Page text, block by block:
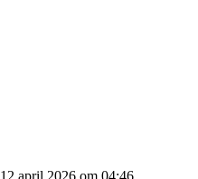
12 april 2026 om 04:46